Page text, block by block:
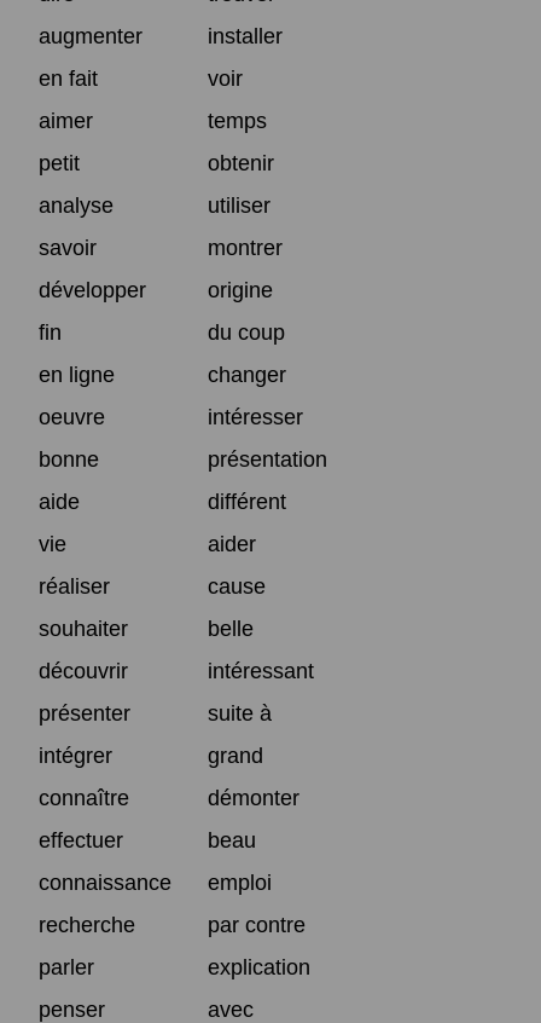
augmenter
installer
en fait
voir
aimer
temps
petit
obtenir
analyse
utiliser
savoir
montrer
développer
origine
fin
du coup
en ligne
changer
oeuvre
intéresser
bonne
présentation
aide
différent
vie
aider
réaliser
cause
souhaiter
belle
découvrir
intéressant
présenter
suite à
intégrer
grand
connaître
démonter
effectuer
beau
connaissance
emploi
recherche
par contre
parler
explication
penser
avec